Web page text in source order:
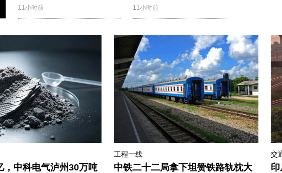
11小时前 11小时前
，中科电气泸州30万吨
工程一线
中铁二十二局拿下坦赞铁路轨枕大
交